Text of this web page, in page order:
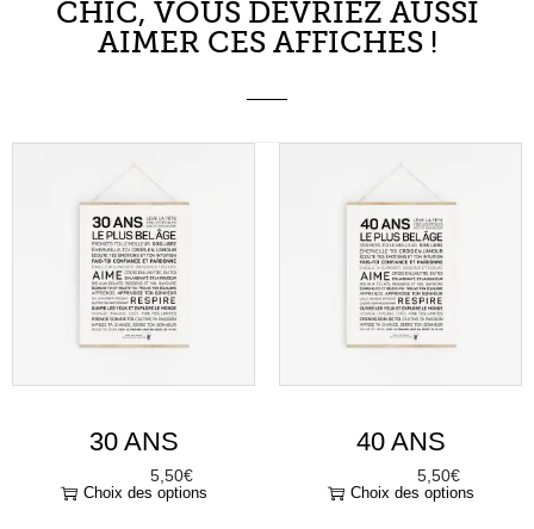
CHIC, VOUS DEVRIEZ AUSSI
AIMER CES AFFICHES !
30 ANS
5,50€
Choix des options
40 ANS
5,50€
Choix des options